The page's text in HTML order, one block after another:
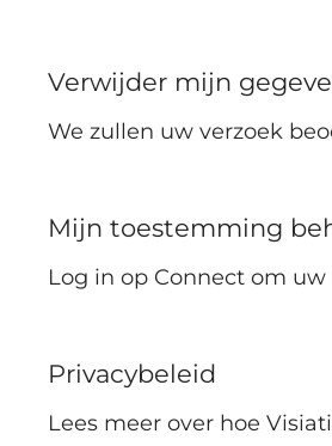
Verwijder mijn
We zullen uw verzoek
Mijn toestemming
Log in op Connect om
Privacybeleid
Lees meer over hoe